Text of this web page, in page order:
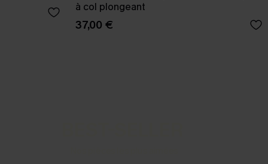
à col plongeant
37,00 €